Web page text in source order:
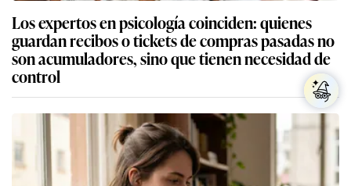
Los expertos en psicología coinciden: quienes
guardan recibos o tickets de compras pasadas no
son acumuladores, sino que tienen necesidad de
control